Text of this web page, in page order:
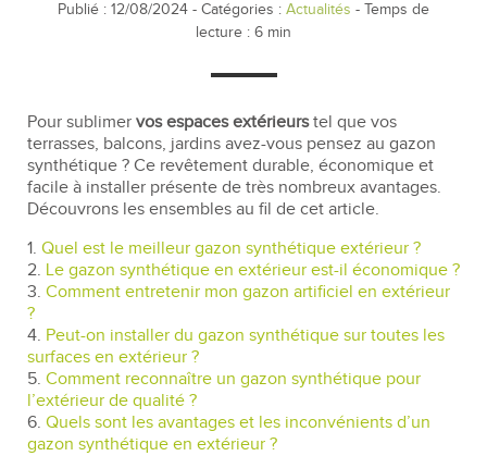
Publié : 12/08/2024 - Catégories : Actualités - Temps de
lecture : 6 min
Pour sublimer vos espaces extérieurstel que vos
terrasses, balcons, jardins avez-vous pensez au gazon
synthétique ? Ce revêtement durable, économique et
facile à installer présente de très nombreux avantages.
Découvrons les ensembles au fil de cet article.
1. Quel est le meilleur gazon synthétique extérieur ?
2. Le gazon synthétique en extérieur est-il économique ?
3. Comment entretenir mon gazon artificiel en extérieur
?
4. Peut-on installer du gazon synthétique sur toutes les
surfaces en extérieur ?
5. Comment reconnaître un gazon synthétique pour
l’extérieur de qualité ?
6. Quels sont les avantages et les inconvénients d’un
gazon synthétique en extérieur ?